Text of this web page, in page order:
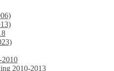
2010
2010-2013